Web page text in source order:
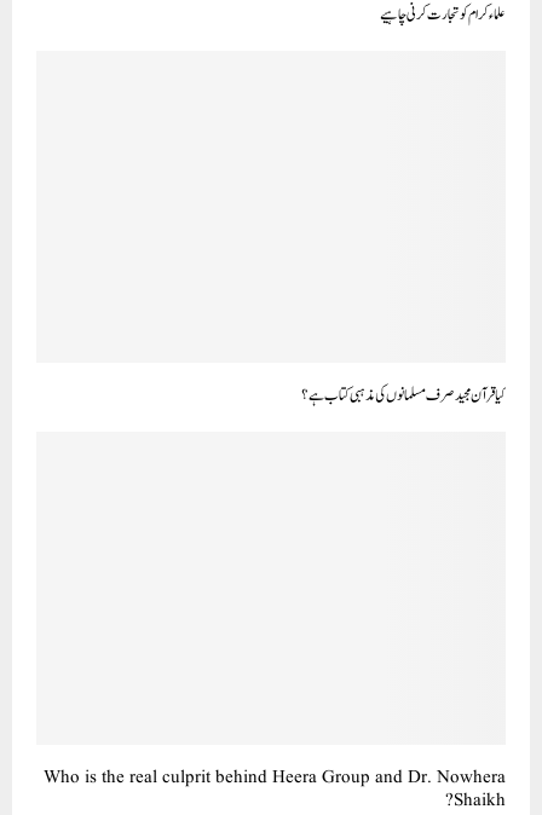
علماء کرام کو تجارت کرنی چاہیے‎
کیا قرآن مجید صرف مسلمانوں کی مذہبی کتاب ہے ؟
Who is the real culprit behind Heera Group and Dr. Nowhera
Shaikh?